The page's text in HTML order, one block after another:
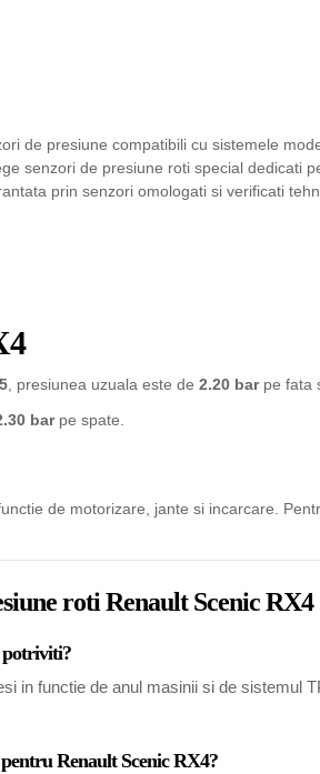
de presiune compatibili cu sistemele
senzori de presiune roti special dedicati
prin senzori omologati si verificati
, presiunea uzuala este de 2.20 barpe fata
barpe spate.
de motorizare, jante si incarcare.
roti Renault Scenic RX4
potriviti?
in functie de anul masinii si de sistemul
Renault Scenic RX4?